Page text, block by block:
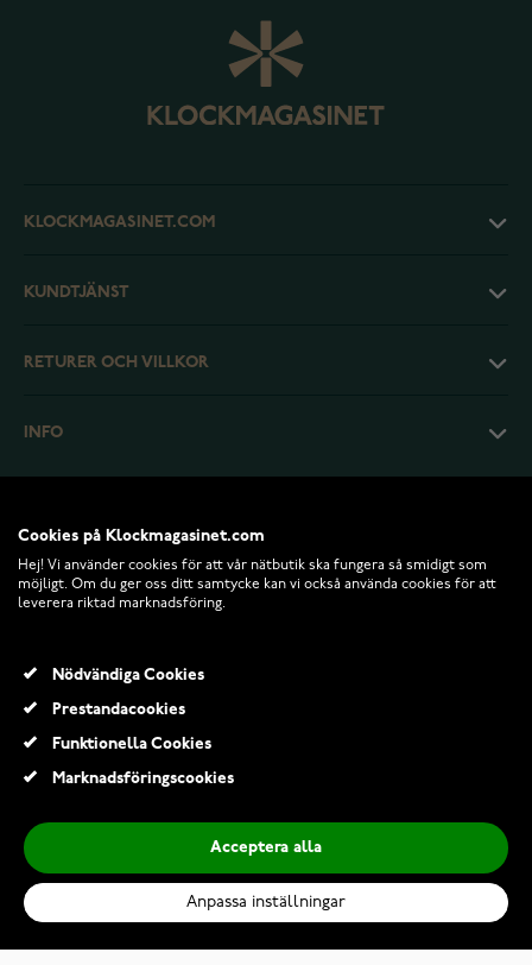
KLOCKMAGASINET.COM
KUNDTJÄNST
RETURER OCH VILLKOR
INFO
Kohinoor Deco armband 203-673
6 589,00 Kr
Cookies på Klockmagasinet.com
Hej! Vi använder cookies för att vår nätbutik ska fungera så smidigt som
möjligt. Om du ger oss ditt samtycke kan vi också använda cookies för att
leverera riktad marknadsföring.
Nödvändiga Cookies
Prestandacookies
Funktionella Cookies
Marknadsföringscookies
Acceptera alla
Anpassa inställningar